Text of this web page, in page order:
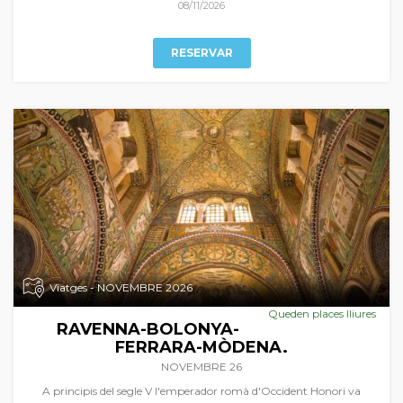
08/11/2026
RESERVAR
Viatges - NOVEMBRE 2026
Queden places lliures
RAVENNA-BOLONYA-
FERRARA-MÒDENA.
NOVEMBRE 26
A principis del segle V l'emperador romà d'Occident Honori va